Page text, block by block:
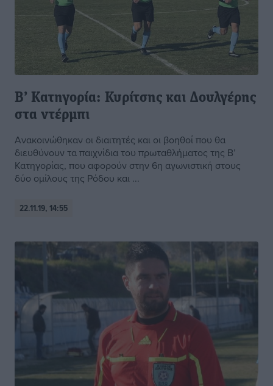
Β’ Κατηγορία: Κυρίτσης και Δουλγέρης
στα ντέρμπι
Ανακοινώθηκαν οι διαιτητές και οι βοηθοί που θα
διευθύνουν τα παιχνίδια του πρωταθλήματος της Β’
Κατηγορίας, που αφορούν στην 6η αγωνιστική στους
δύο ομίλους της Ρόδου και ...
22.11.19, 14:55